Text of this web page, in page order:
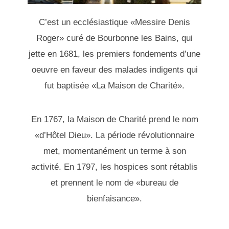
C’est un ecclésiastique «Messire Denis
Roger» curé de Bourbonne les Bains, qui
jette en 1681, les premiers fondements d’une
oeuvre en faveur des malades indigents qui
fut baptisée «La Maison de Charité».
En 1767, la Maison de Charité prend le nom
«d’Hôtel Dieu». La période révolutionnaire
met, momentanément un terme à son
activité. En 1797, les hospices sont rétablis
et prennent le nom de «bureau de
bienfaisance».